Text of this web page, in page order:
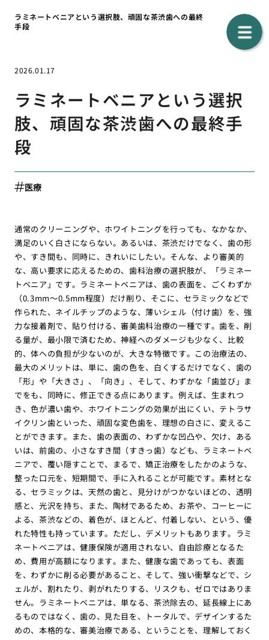
ラミネートベニアという選択肢、頑固な茶渋歯への最終
手段
2026.01.17
ラミネートベニアという選択
肢、頑固な茶渋歯への最終手
段
医療
通常のクリーニングや、ホワイトニングを行っても、なかなか、
満足のいく白さにならない。あるいは、茶渋だけでなく、歯の形
や、すき間も、同時に、きれいにしたい。そんな、より審美的
な、高い要求に応えるための、歯科治療の選択肢が、「ラミネー
トベニア」です。ラミネートベニアは、歯の表面を、ごくわずか
（0.3mm〜0.5mm程度）だけ削り、そこに、セラミックなどで
作られた、ネイルチップのような、薄いシェル（付け歯）を、強
力な接着剤で、貼り付ける、審美歯科治療の一種です。歯を、削
る量が、最小限で済むため、神経へのダメージも少なく、比較
的、体への負担が少ないのが、大きな特徴です。この治療法の、
最大のメリットは、単に、歯の色を、白くするだけでなく、歯の
「形」や「大きさ」、「向き」、そして、わずかな「歯並び」ま
でをも、同時に、修正できる点にあります。例えば、生まれつ
き、色が濃い歯や、ホワイトニングの効果が出にくい、テトラサ
イクリン歯といった、頑固な変色歯を、理想の白さに、変えるこ
とができます。また、歯の表面の、わずかな凹凸や、欠け、ある
いは、前歯の、小さなすき間（すきっ歯）なども、ラミネートベ
ニアで、覆い隠すことで、まるで、矯正治療をしたかのような、
整った口元を、短期間で、手に入れることが可能です。素材とな
る、セラミックは、天然の歯と、見分けがつかないほどの、透明
感と、光沢を持ち、また、陶材であるため、お茶や、コーヒーに
よる、茶渋などの、着色が、ほとんど、付着しない、という、優
れた特性も持っています。ただし、デメリットもあります。ラミ
ネートベニアは、健康保険が適用されない、自由診療となるた
め、費用が高額になります。また、健康な歯であっても、表面
を、わずかに削る必要があること、そして、強い衝撃などで、シ
ェルが、割れたり、剥がれたりする、リスクも、ゼロではありま
せん。ラミネートベニアは、単なる、茶渋除去の、延長線上にあ
るものではなく、歯の、見た目を、トータルで、デザインするた
めの、本格的な、審美治療である、ということを、理解しておく